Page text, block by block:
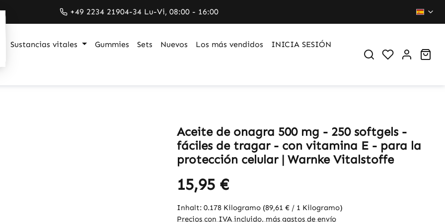
+49 2234 21904-34 Lu-Vi, 08:00 - 16:00
Sustancias vitales Gummies Sets Nuevos Los más vendidos INICIA SESIÓN
Du hast 0
Aceite de onagra 500 mg - 250 softgels -
fáciles de tragar - con vitamina E - para la
protección celular | Warnke Vitalstoffe
15,95 €
Inhalt: 0.178 Kilogramo (89,61 € / 1 Kilogramo)
Precios con IVA incluido, más gastos de envío